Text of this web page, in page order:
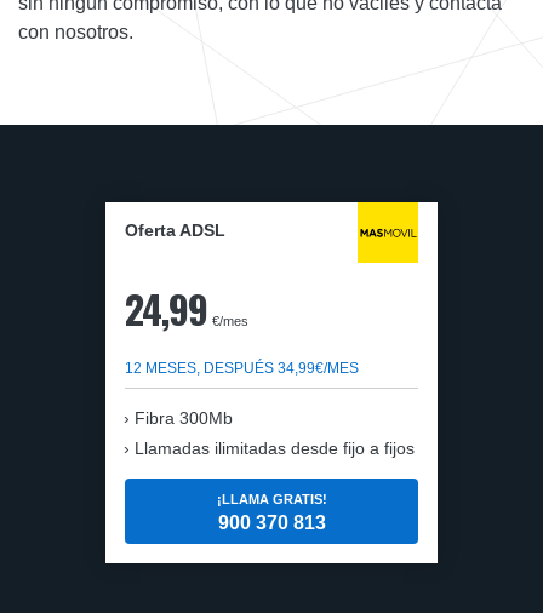
con nosotros.
Oferta ADSL
24,99 €/mes
12 MESES, DESPUÉS 34,99€/MES
Fibra 300Mb
Llamadas ilimitadas desde fijo a fijos
¡LLAMA GRATIS!
900 370 813